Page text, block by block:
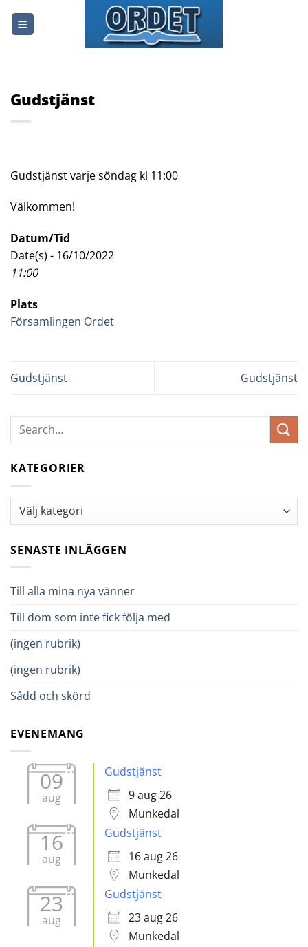
Gudstjänst
Gudstjänst varje söndag kl 11:00
Välkommen!
Datum/Tid
Date(s) - 16/10/2022
11:00
Plats
Församlingen Ordet
Gudstjänst Gudstjänst
KATEGORIER
Kategorier
SENASTE INLÄGGEN
Till alla mina nya vänner
Till dom som inte fick följa med
(ingen rubrik)
(ingen rubrik)
Sådd och skörd
EVENEMANG
09
aug
Gudstjänst
9 aug 26
Munkedal
16
aug
Gudstjänst
16 aug 26
Munkedal
23
aug
Gudstjänst
23 aug 26
Munkedal